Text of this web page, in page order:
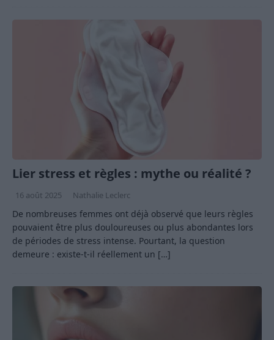
Lier stress et règles : mythe ou réalité ?
16 août 2025 Nathalie Leclerc
De nombreuses femmes ont déjà observé que leurs règles
pouvaient être plus douloureuses ou plus abondantes lors
de périodes de stress intense. Pourtant, la question
demeure : existe-t-il réellement un […]